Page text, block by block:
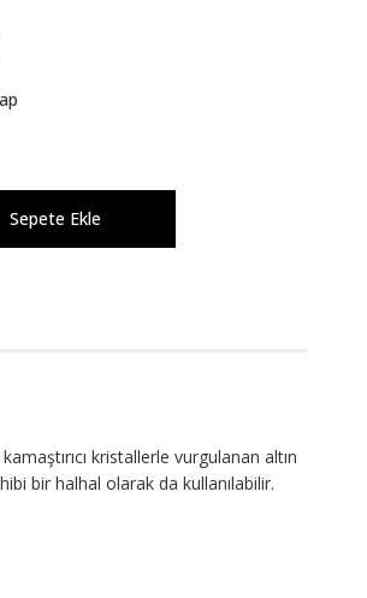
Sepete Ekle
kristallerle vurgulanan altın
bir halhal olarak da kullanılabilir.